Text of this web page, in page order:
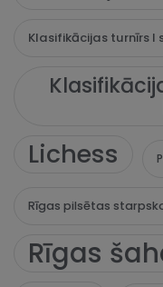
Klasifikācijas turnīrs I
Lichess
Rīgas pilsētas
Rīgas